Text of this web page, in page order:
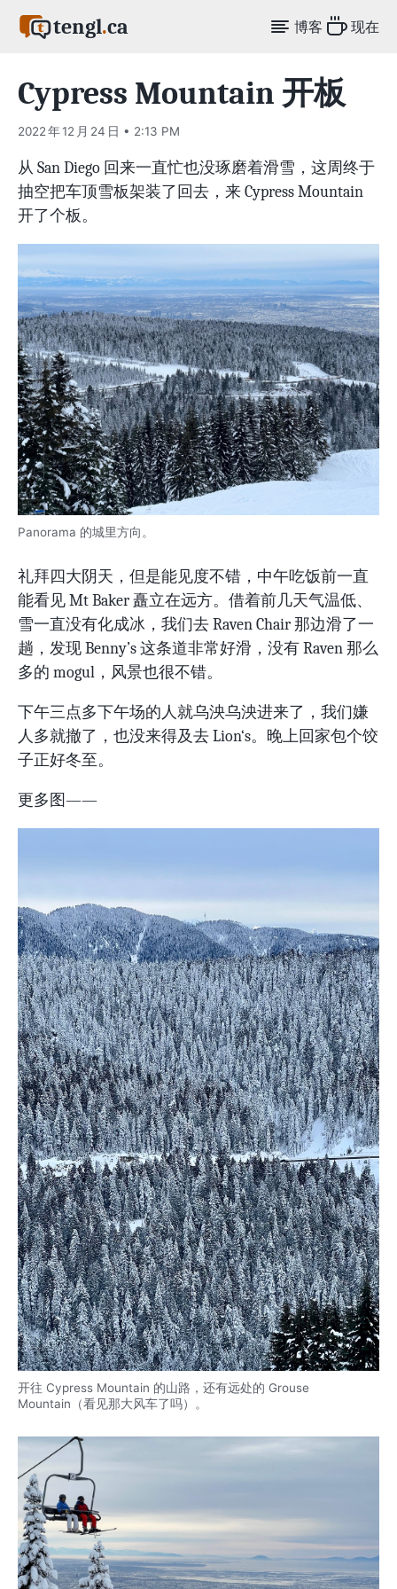
tengl.ca 博客 现在
Cypress Mountain 开板
2022 年 12 月 24 日 • 2:13 PM
从 San Diego 回来一直忙也没琢磨着滑雪，这周终于
抽空把车顶雪板架装了回去，来 Cypress Mountain
开了个板。
Panorama 的城里方向。
礼拜四大阴天，但是能见度不错，中午吃饭前一直
能看见 Mt Baker 矗立在远方。借着前几天气温低、
雪一直没有化成冰，我们去 Raven Chair 那边滑了一
趟，发现 Benny’s 这条道非常好滑，没有 Raven 那么
多的 mogul，风景也很不错。
下午三点多下午场的人就乌泱乌泱进来了，我们嫌
人多就撤了，也没来得及去 Lion‘s。晚上回家包个饺
子正好冬至。
更多图——
开往 Cypress Mountain 的山路，还有远处的 Grouse
Mountain（看见那大风车了吗）。